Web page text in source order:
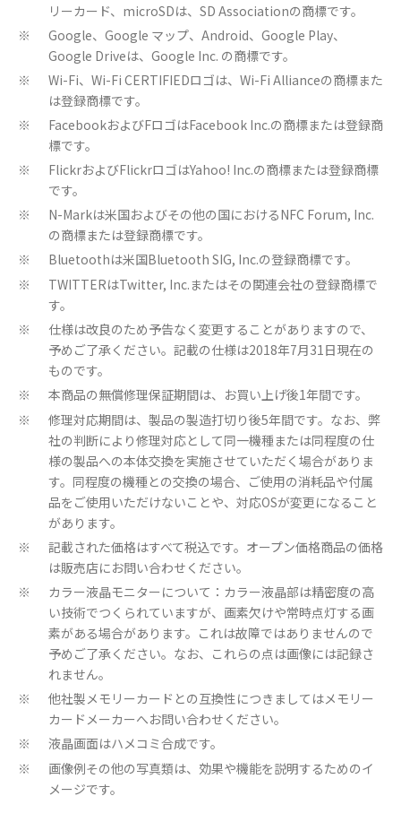
リーカード、microSDは、SD Associationの商標です。
※
Google、Google マップ、Android、Google Play、
Google Driveは、Google Inc. の商標です。
※
Wi-Fi、Wi-Fi CERTIFIEDロゴは、Wi-Fi Allianceの商標また
は登録商標です。
※
FacebookおよびFロゴはFacebook Inc.の商標または登録商
標です。
※
FlickrおよびFlickrロゴはYahoo! Inc.の商標または登録商標
です。
※
N-Markは米国およびその他の国におけるNFC Forum, Inc.
の商標または登録商標です。
※ Bluetoothは米国Bluetooth SIG, Inc.の登録商標です。
※
TWITTERはTwitter, Inc.またはその関連会社の登録商標で
す。
※
仕様は改良のため予告なく変更することがありますので、
予めご了承ください。記載の仕様は2018年7月31日現在の
ものです。
※ 本商品の無償修理保証期間は、お買い上げ後1年間です。
※
修理対応期間は、製品の製造打切り後5年間です。なお、弊
社の判断により修理対応として同一機種または同程度の仕
様の製品への本体交換を実施させていただく場合がありま
す。同程度の機種との交換の場合、ご使用の消耗品や付属
品をご使用いただけないことや、対応OSが変更になること
があります。
※
記載された価格はすべて税込です。オープン価格商品の価格
は販売店にお問い合わせください。
※
カラー液晶モニターについて：カラー液晶部は精密度の高
い技術でつくられていますが、画素欠けや常時点灯する画
素がある場合があります。これは故障ではありませんので
予めご了承ください。なお、これらの点は画像には記録さ
れません。
※
他社製メモリーカードとの互換性につきましてはメモリー
カードメーカーへお問い合わせください。
※ 液晶画面はハメコミ合成です。
※
画像例その他の写真類は、効果や機能を説明するためのイ
メージです。